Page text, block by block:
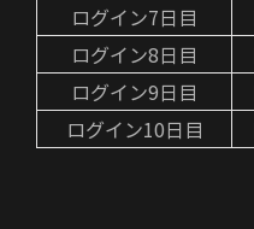
ログイン7日目
ログイン8日目
ログイン9日目
ログイン10日目